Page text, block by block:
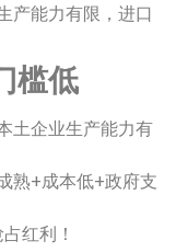
产能力有限，进口
槛低
土企业生产能力有
熟+成本低+政府支
红利！